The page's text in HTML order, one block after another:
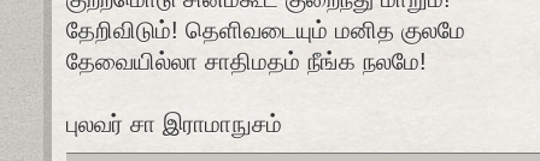
தேறிவிடும்! தெளிவடையும் மனித குலமே
தேவையில்லா சாதிமதம் நீங்க நலமே!
புலவர் சா இராமாநுசம்